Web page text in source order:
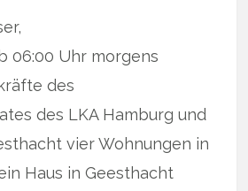
06:00 Uhr morgens
des
des LKA Hamburg und
vier Wohnungen in
Haus in Geesthacht